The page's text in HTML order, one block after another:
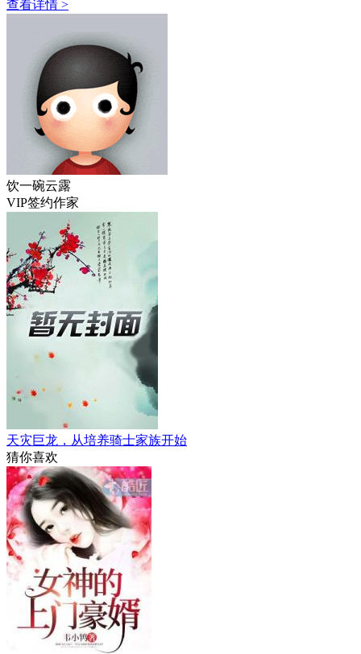
查看详情 >
饮一碗云露
VIP签约作家
天灾巨龙，从培养骑士家族开始
猜你喜欢